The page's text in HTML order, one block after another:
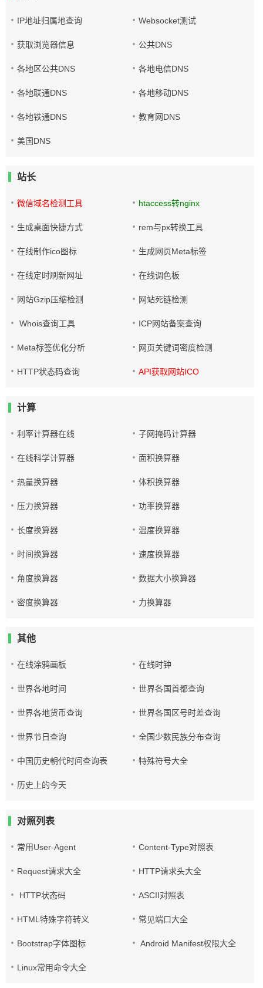
IP地址归属地查询 Websocket测试
获取浏览器信息 公共DNS
各地区公共DNS 各地电信DNS
各地联通DNS 各地移动DNS
各地铁通DNS 教育网DNS
美国DNS
站长
微信域名检测工具 htaccess转nginx
生成桌面快捷方式 rem与px转换工具
在线制作ico图标 生成网页Meta标签
在线定时刷新网址 在线调色板
网站Gzip压缩检测 网站死链检测
Whois查询工具 ICP网站备案查询
Meta标签优化分析 网页关键词密度检测
HTTP状态码查询 API获取网站ICO
计算
利率计算器在线 子网掩码计算器
在线科学计算器 面积换算器
热量换算器 体积换算器
压力换算器 功率换算器
长度换算器 温度换算器
时间换算器 速度换算器
角度换算器 数据大小换算器
密度换算器 力换算器
其他
在线涂鸦画板 在线时钟
世界各地时间 世界各国首都查询
世界各地货币查询 世界各国区号时差查询
世界节日查询 全国少数民族分布查询
中国历史朝代时间查询表 特殊符号大全
历史上的今天
对照列表
常用User-Agent Content-Type对照表
Request请求大全 HTTP请求头大全
HTTP状态码 ASCII对照表
HTML特殊字符转义 常见端口大全
Bootstrap字体图标 Android Manifest权限大全
Linux常用命令大全